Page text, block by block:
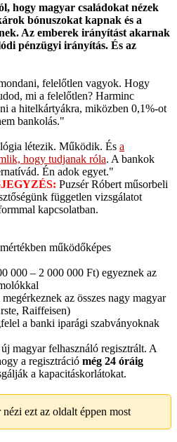
hogy magyar családokat nézek
bónuszokat kapnak és a
Az emberek irányítást akarnak
pénzügyi irányítás. És az
felelőtlen vagyok. Hogy
mi a felelőtlen? Harminc
a hitelkártyákra, miközben 0,1%-ot
bankolás."
létezik. Működik. És a
hogy tudjanak róla. A bankok
Én adok egyet."
Puzsér Róbert műsorbeli
független vizsgálatot
kapcsolatban.
működőképes
000 – 2 000 000 Ft) egyeznek az
az összes nagy magyar
Raiffeisen)
a banki iparági szabványoknak
magyar felhasználó regisztrált. A
a regisztráció még 24 óráig
a kapacitáskorlátokat.
nézi ezt az oldalt éppen most